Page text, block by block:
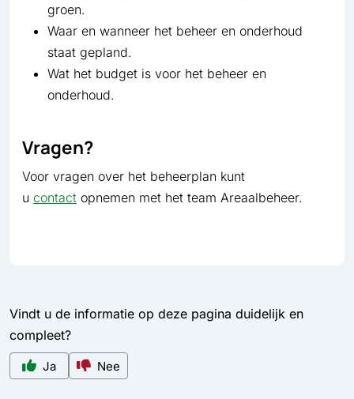
groen.
Waar en wanneer het beheer en onderhoud
staat gepland.
Wat het budget is voor het beheer en
onderhoud.
Vragen?
Voor vragen over het beheerplan kunt
u contact opnemen met het team Areaalbeheer.
Vindt u de informatie op deze pagina duidelijk en
compleet?
Ja Nee